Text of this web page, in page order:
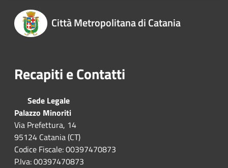
Città Metropolitana di Catania
Recapiti e Contatti
Sede Legale
Palazzo Minoriti
Via Prefettura, 14
95124 Catania (CT)
Codice Fiscale: 00397470873
P.Iva: 00397470873